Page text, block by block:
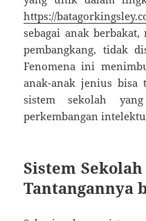
https://
sebagai anak
pembangkang, tidak
Fenomena ini
anak-anak jenius bisa
sistem sekolah
perkembangan
Sistem
Tantangannya